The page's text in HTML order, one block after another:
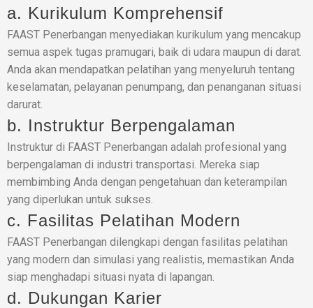
a. Kurikulum Komprehensif
FAAST Penerbangan menyediakan kurikulum yang mencakup
semua aspek tugas pramugari, baik di udara maupun di darat.
Anda akan mendapatkan pelatihan yang menyeluruh tentang
keselamatan, pelayanan penumpang, dan penanganan situasi
darurat.
b. Instruktur Berpengalaman
Instruktur di FAAST Penerbangan adalah profesional yang
berpengalaman di industri transportasi. Mereka siap
membimbing Anda dengan pengetahuan dan keterampilan
yang diperlukan untuk sukses.
c. Fasilitas Pelatihan Modern
FAAST Penerbangan dilengkapi dengan fasilitas pelatihan
yang modern dan simulasi yang realistis, memastikan Anda
siap menghadapi situasi nyata di lapangan.
d. Dukungan Karier